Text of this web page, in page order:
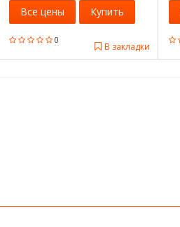
0
В закладки
Все цены Купить